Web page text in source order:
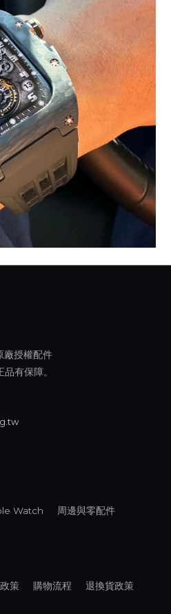
授權配件
有保障。
Watch
周邊與零配件
策 購物流程
退換貨政策